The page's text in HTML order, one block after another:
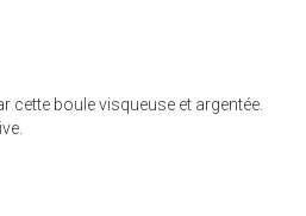
cette boule visqueuse et argentée.